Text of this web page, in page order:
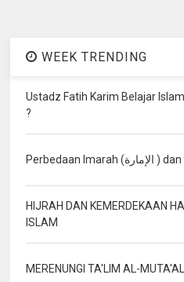
WEEK TRENDING
Ustadz Fatih Karim Belajar
?
HIJRAH DAN KEMERDEKAAN
ISLAM
MERENUNGI TA'LIM AL-